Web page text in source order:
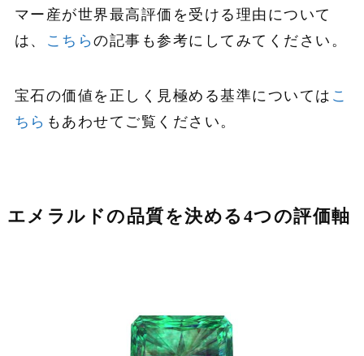
マー産が世界最高評価を受ける理由について
は、
こちらの記事も参考にしてみてください。
宝石の価値を正しく見極める基準については こ
ちら もあわせてご覧ください。
エメラルドの品質を決める4つの評価軸